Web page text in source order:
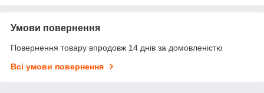
Умови повернення
Повернення товару впродовж 14 днів за домовленістю
Всі умови повернення